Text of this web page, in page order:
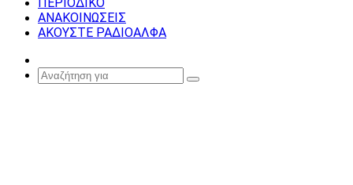
ΑΝΑΚΟΙΝΩΣΕΙΣ
ΑΚΟΥΣΤΕ ΡΑΔΙΟΑΛΦΑ
Article
Αναζήτηση